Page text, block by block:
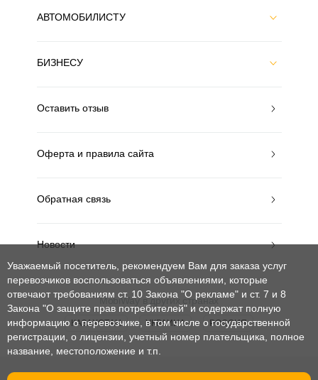
АВТОМОБИЛИСТУ
БИЗНЕСУ
Оставить отзыв
Оферта и правила сайта
Обратная связь
Новости
MobiWay в других странах
КАЗАХСТАН УКРАИНА РОССИЯ
Уважаемый посетитель, рекомендуем Вам для заказа услуг
перевозчиков воспользоваться объявлениями, которые
отвечают требованиям ст. 10 Закона "О рекламе" и ст. 7 и 8
Закона "О защите прав потребителей" и содержат полную
информацию о перевозчике, в том числе о государственной
регистрации, о лицензии, учетный номер плательщика, полное
название, местоположение и т.п.